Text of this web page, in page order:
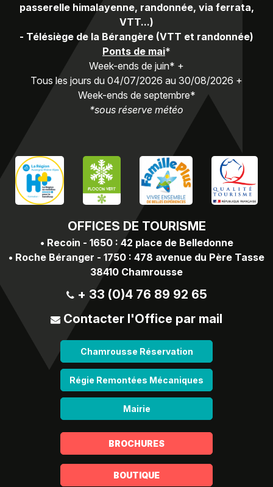
OFFICES DE TOURISME
• Recoin - 1650 : 42 place de Belledonne
• Roche Béranger - 1750 : 478 avenue du Père Tasse
38410 Chamrousse
+ 33 (0)4 76 89 92 65
Contacter l'Office par mail
Chamrousse Réservation
Régie Remontées Mécaniques
Mairie
passerelle himalayenne, randonnée, via ferrata,
VTT...)
- Télésiège de la Bérangère (VTT et randonnée)
Ponts de mai*
Week-ends de juin* +
Tous les jours du 04/07/2026 au 30/08/2026 +
Week-ends de septembre*
*sous réserve météo
BROCHURES
BOUTIQUE